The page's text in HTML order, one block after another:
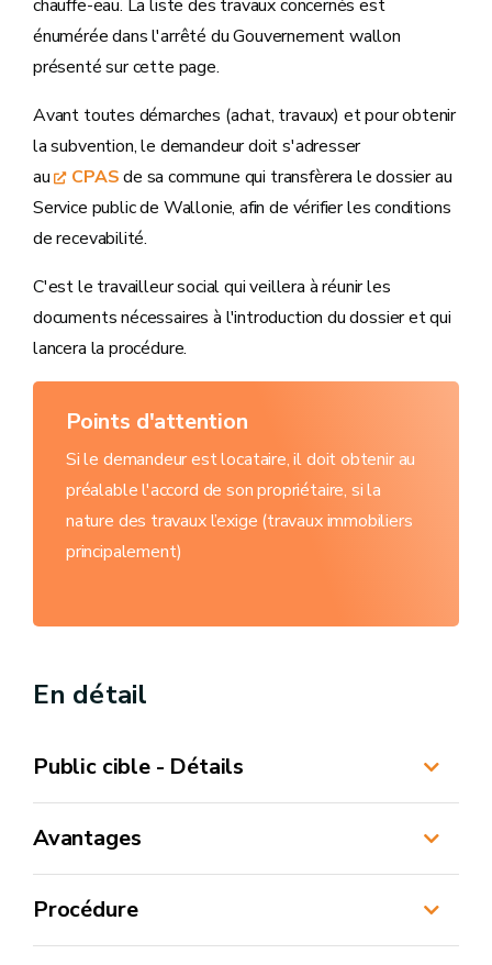
chauffe-eau. La liste des travaux concernés est
énumérée dans l'arrêté du Gouvernement wallon
présenté sur cette page.
Avant toutes démarches (achat, travaux) et pour obtenir
la subvention, le demandeur doit s'adresser
au
CPASde sa commune qui transfèrera le dossier au
Service public de Wallonie, afin de vérifier les conditions
de recevabilité.
C'est le travailleur social qui veillera à réunir les
documents nécessaires à l'introduction du dossier et qui
lancera la procédure.
Points d'attention
Si le demandeur est locataire, il doit obtenir au
préalable l'accord de son propriétaire, si la
nature des travaux l’exige (travaux immobiliers
principalement)
En détail
Public cible - Détails
Avantages
Procédure